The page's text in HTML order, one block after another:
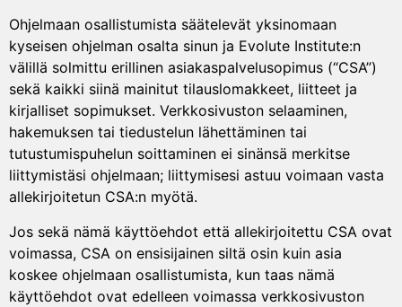
Ohjelmaan osallistumista säätelevät yksinomaan
kyseisen ohjelman osalta sinun ja Evolute Institute:n
välillä solmittu erillinen asiakaspalvelusopimus (“CSA”)
sekä kaikki siinä mainitut tilauslomakkeet, liitteet ja
kirjalliset sopimukset. Verkkosivuston selaaminen,
hakemuksen tai tiedustelun lähettäminen tai
tutustumispuhelun soittaminen ei sinänsä merkitse
liittymistäsi ohjelmaan; liittymisesi astuu voimaan vasta
allekirjoitetun CSA:n myötä.
Jos sekä nämä käyttöehdot että allekirjoitettu CSA ovat
voimassa, CSA on ensisijainen siltä osin kuin asia
koskee ohjelmaan osallistumista, kun taas nämä
käyttöehdot ovat edelleen voimassa verkkosivuston